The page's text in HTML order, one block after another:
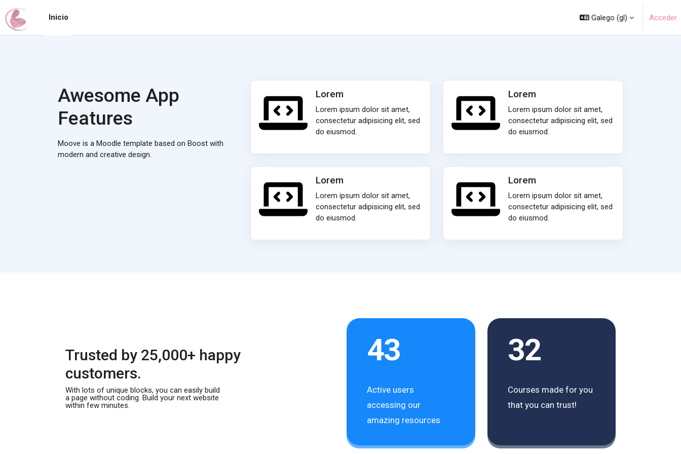
Inicio
Galego ‎(gl)‎ Acceder
Awesome App
Features
Moove is a Moodle template based on Boost with
modern and creative design.
Lorem
Lorem ipsum dolor sit amet,
consectetur adipisicing elit, sed
do eiusmod.
Lorem
Lorem ipsum dolor sit amet,
consectetur adipisicing elit, sed
do eiusmod.
Lorem
Lorem ipsum dolor sit amet,
consectetur adipisicing elit, sed
do eiusmod.
Lorem
Lorem ipsum dolor sit amet,
consectetur adipisicing elit, sed
do eiusmod.
Trusted by 25,000+ happy
customers.
With lots of unique blocks, you can easily build
a page without coding. Build your next website
within few minutes.
43
Active users
accessing our
amazing resources
32
Courses made for you
that you can trust!